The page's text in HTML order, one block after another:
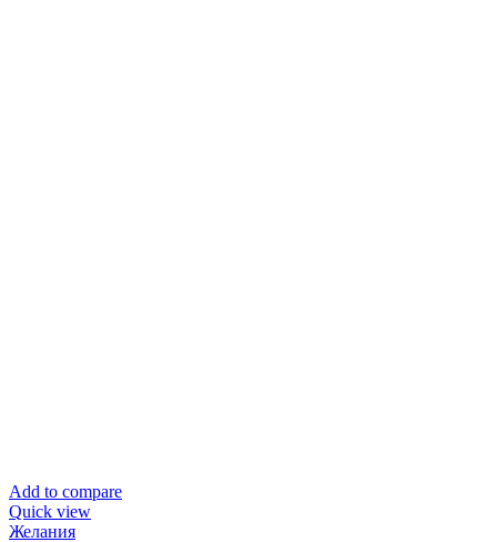
Add to compare
Quick view
Желания